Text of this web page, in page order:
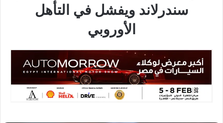
سندرلاند ويفشل في التأهل
الأوروبي